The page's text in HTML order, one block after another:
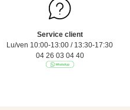
Service client
Lu/ven 10:00-13:00 / 13:30-17:30
04 26 03 04 40